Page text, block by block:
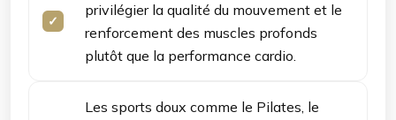
privilégier la qualité du mouvement et le
renforcement des muscles profonds
plutôt que la performance cardio.
Les sports doux comme le Pilates, le